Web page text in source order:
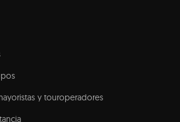
y touroperadores